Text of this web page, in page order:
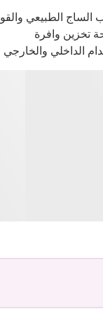
الطبيعي
تخزين وافرة
الداخلي والخارجي